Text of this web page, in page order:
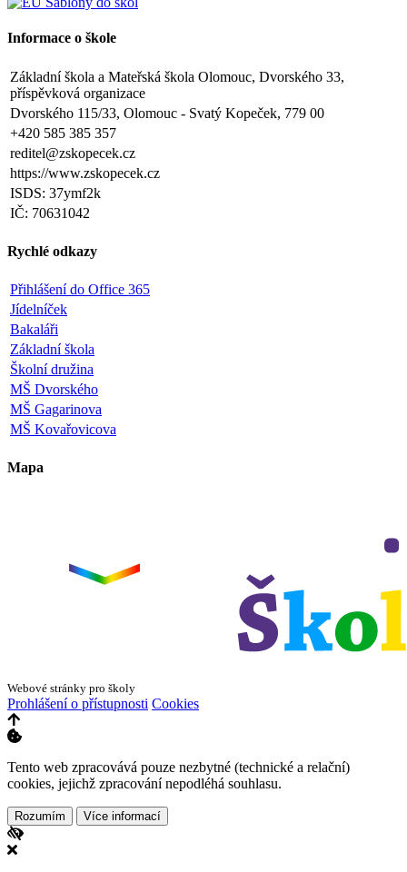
Informace o škole
Základní škola a Mateřská škola Olomouc, Dvorského 33,
příspěvková organizace
Dvorského 115/33, Olomouc - Svatý Kopeček, 779 00
+420 585 385 357
reditel@zskopecek.cz
https://www.zskopecek.cz
ISDS: 37ymf2k
IČ: 70631042
Rychlé odkazy
Přihlášení do Office 365
Jídelníček
Bakaláři
Základní škola
Školní družina
MŠ Dvorského
MŠ Gagarinova
MŠ Kovařovicova
Mapa
Webové stránky pro školy
Prohlášení o přístupnosti Cookies
Tento web zpracovává pouze nezbytné (technické a relační)
cookies, jejichž zpracování nepodléhá souhlasu.
Rozumím Více informací